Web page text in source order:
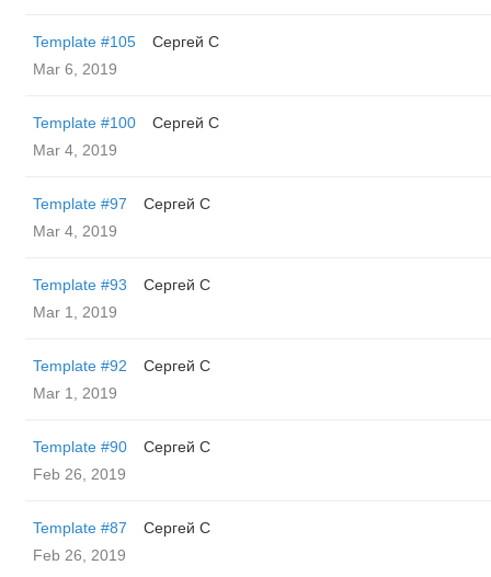
Template #105
Сергей С
Mar 6, 2019
Template #100
Сергей С
Mar 4, 2019
Template #97
Сергей С
Mar 4, 2019
Template #93
Сергей С
Mar 1, 2019
Template #92
Сергей С
Mar 1, 2019
Template #90
Сергей С
Feb 26, 2019
Template #87
Сергей С
Feb 26, 2019